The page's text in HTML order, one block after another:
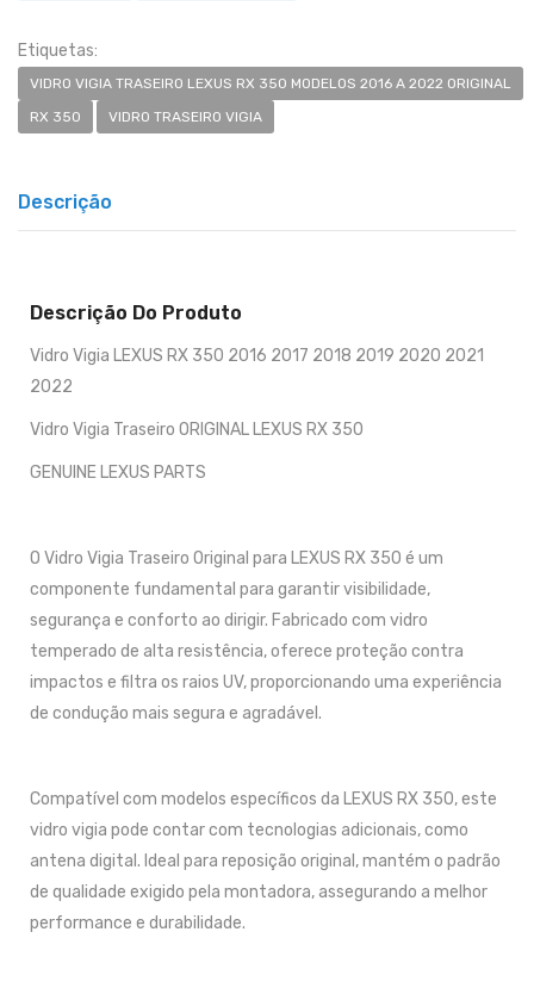
Etiquetas:
VIDRO VIGIA TRASEIRO LEXUS RX 350 MODELOS 2016 A 2022 ORIGINAL
RX 350
VIDRO TRASEIRO VIGIA
Descrição
Descrição Do Produto
Vidro Vigia LEXUS RX 350 2016 2017 2018 2019 2020 2021
2022
Vidro Vigia Traseiro ORIGINAL LEXUS RX 350
GENUINE LEXUS PARTS
O Vidro Vigia Traseiro Original para LEXUS RX 350 é um
componente fundamental para garantir visibilidade,
segurança e conforto ao dirigir. Fabricado com vidro
temperado de alta resistência, oferece proteção contra
impactos e filtra os raios UV, proporcionando uma experiência
de condução mais segura e agradável.
Compatível com modelos específicos da LEXUS RX 350, este
vidro vigia pode contar com tecnologias adicionais, como
antena digital. Ideal para reposição original, mantém o padrão
de qualidade exigido pela montadora, assegurando a melhor
performance e durabilidade.